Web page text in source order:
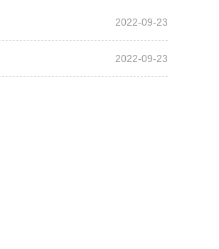
2022-09-23
2022-09-23